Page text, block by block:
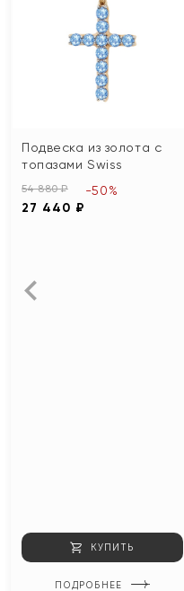
Подвеска из золота с
топазами Swiss
54 880 ₽
27 440 ₽
-50%
КУПИТЬ
ПОДРОБНЕЕ